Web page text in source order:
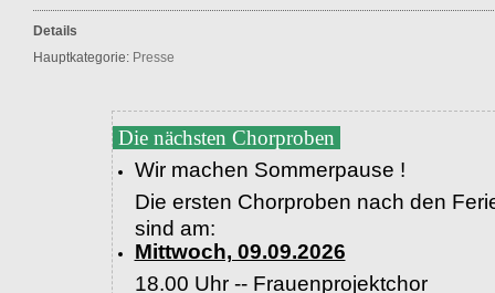
Details
Hauptkategorie: Presse
Die nächsten Chorproben
Wir machen Sommerpause !
Die ersten Chorproben nach den
sind am:
Mittwoch, 09.09.2026
18.00 Uhr -- Frauenprojektchor